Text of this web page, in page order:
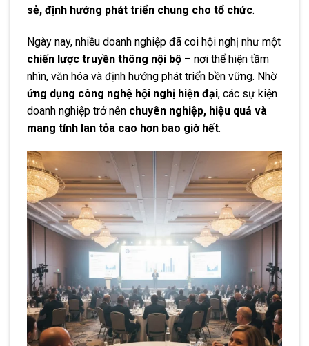
sẻ, định hướng phát triển chung cho tổ chức.
Ngày nay, nhiều doanh nghiệp đã coi hội nghị như một
chiến lược truyền thông nội bộ – nơi thể hiện tầm
nhìn, văn hóa và định hướng phát triển bền vững. Nhờ
ứng dụng công nghệ hội nghị hiện đại, các sự kiện
doanh nghiệp trở nên chuyên nghiệp, hiệu quả và
mang tính lan tỏa cao hơn bao giờ hết.